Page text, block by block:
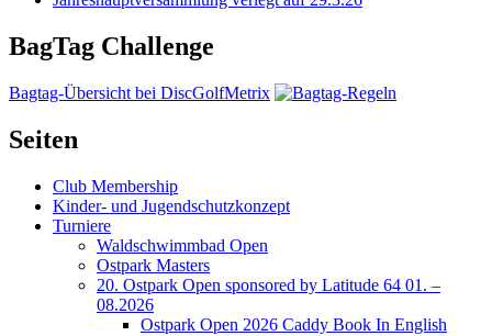
BagTag Challenge
Bagtag-Übersicht bei DiscGolfMetrix
Seiten
Club Membership
Kinder- und Jugendschutzkonzept
Turniere
Waldschwimmbad Open
Ostpark Masters
20. Ostpark Open sponsored by Latitude 64 01. –
08.2026
Ostpark Open 2026 Caddy Book In English